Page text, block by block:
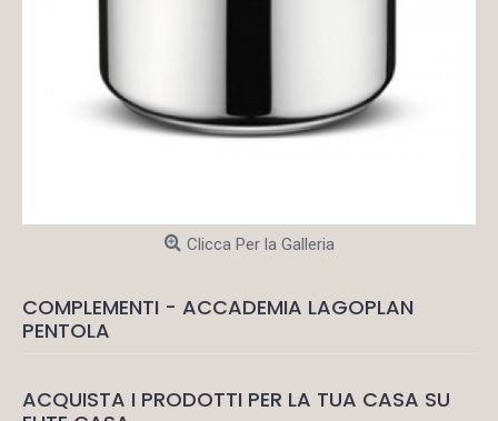
Clicca Per la Galleria
COMPLEMENTI - ACCADEMIA LAGOPLAN
PENTOLA
ACQUISTA I PRODOTTI PER LA TUA CASA SU